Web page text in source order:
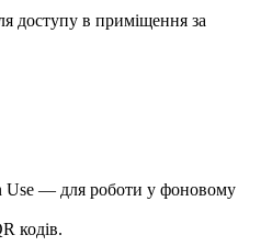
доступу в приміщення за
Use — для роботи у фоновому
кодів.